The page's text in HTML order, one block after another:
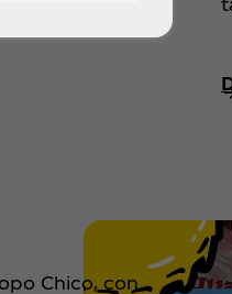
Chico, con